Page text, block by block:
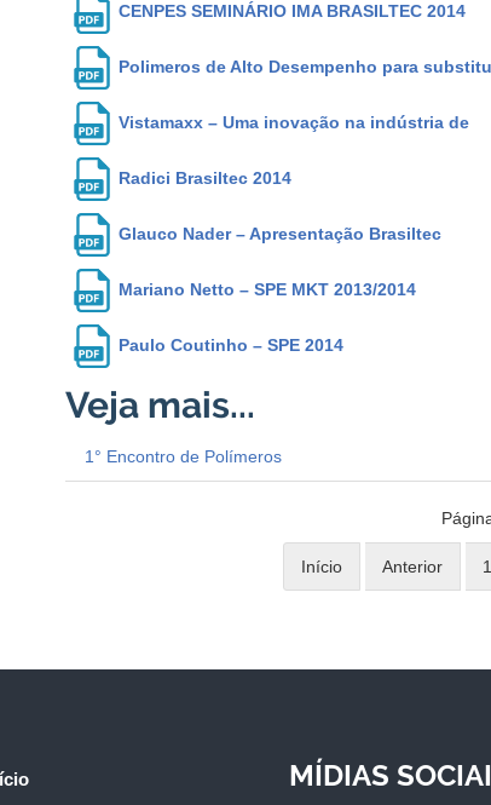
CENPES SEMINÁRIO IMA BRASILTEC 2014
Polimeros de Alto Desempenho para
Vistamaxx – Uma inovação na indústria de
Radici Brasiltec 2014
Glauco Nader – Apresentação Brasiltec
Mariano Netto – SPE MKT 2013/2014
Paulo Coutinho – SPE 2014
1° Encontro de Polímeros
Início Anterior 1
MÍDIAS